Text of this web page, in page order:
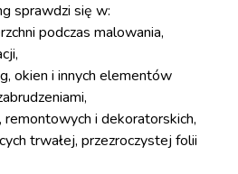
sprawdzi się w:
podczas malowania,
okien i innych elementów
remontowych i dekoratorskich,
trwałej, przezroczystej folii